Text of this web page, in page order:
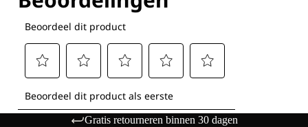
Gratis retourneren binnen 30 dagen